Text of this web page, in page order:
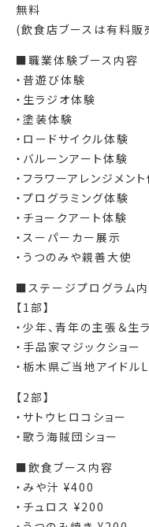
無料
(飲食店ブースは有料販
■職業体験ブース内容
・昔遊び体験
・生ラジオ体験
・塗装体験
・ロードサイクル体験
・バルーンアート体験
・フラワーアレンジメン
・プログラミング体験
・チョークアート体験
・スーパーカー展示
・うつのみや親善大使
■ステージプログラム
【1部】
・少年、青年の主張＆生
・手品家マジックショー
・栃木県ご当地アイド
【2部】
・サトウヒロコショー
・歌う海賊団ショー
■飲食ブース内容
・みや汁 ¥400
・チュロス ¥200